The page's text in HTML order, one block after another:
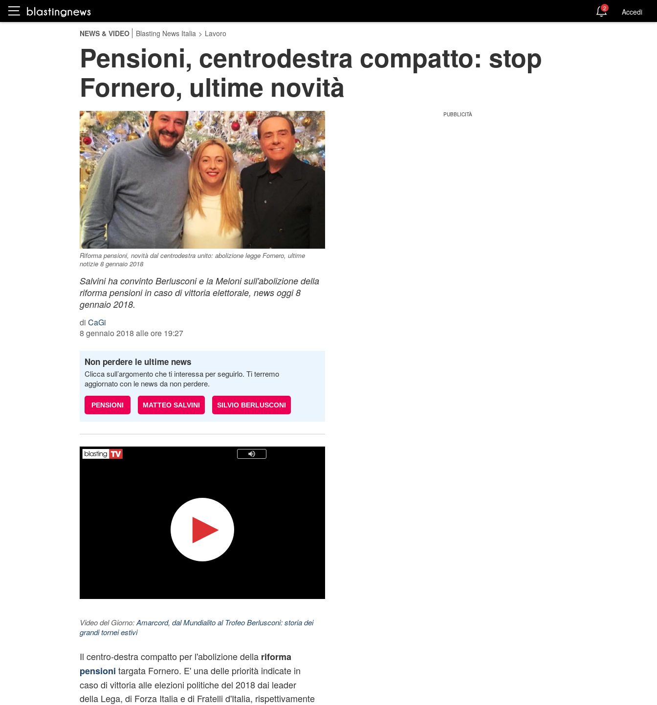
2 Accedi
NEWS & VIDEO Blasting News Italia > Lavoro
Pensioni, centrodestra compatto: stop
Fornero, ultime novità
Riforma pensioni, novità dal centrodestra unito: abolizione legge Fornero, ultime
notizie 8 gennaio 2018
Salvini ha convinto Berlusconi e la Meloni sull'abolizione della
riforma pensioni in caso di vittoria elettorale, news oggi 8
gennaio 2018.
di CaGi
8 gennaio 2018 alle ore 19:27
Non perdere le ultime news
Clicca sull’argomento che ti interessa per seguirlo. Ti terremo
aggiornato con le news da non perdere.
PENSIONI MATTEO SALVINI SILVIO BERLUSCONI
Video del Giorno:Amarcord, dal Mundialito al Trofeo Berlusconi: storia dei
grandi tornei estivi
Il centro-destra compatto per l'abolizione della riforma
pensioni targata Fornero. E' una delle priorità indicate in
caso di vittoria alle elezioni politiche del 2018 dai leader
della Lega, di Forza Italia e di Fratelli d'Italia, rispettivamente